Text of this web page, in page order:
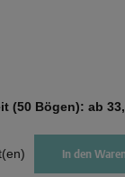
(50 Bögen): ab
In den